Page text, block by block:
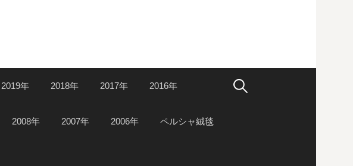
2019年 2018年 2017年 2016年
2008年 2007年 2006年 ペルシャ絨毯
検